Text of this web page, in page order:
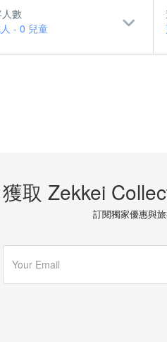
數
- 0 兒童
獲取 Zekkei
訂閱獨家優惠與